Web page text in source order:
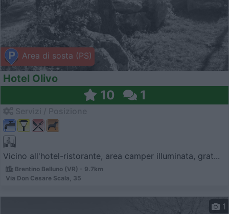
Area di sosta (PS)
Hotel Olivo
10 1
Vicino all'hotel-ristorante, area camper illuminata, grat...
Brentino Belluno (VR) - 9.7km
Via Don Cesare Scala, 35
1